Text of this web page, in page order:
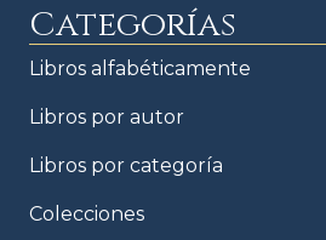
Categorías
Libros alfabéticamente
Libros por autor
Libros por categoría
Colecciones